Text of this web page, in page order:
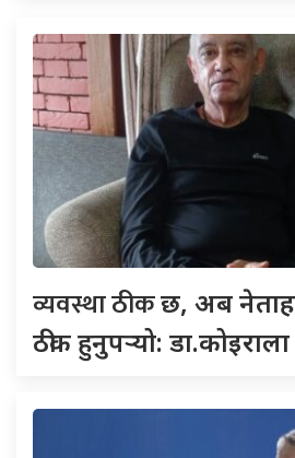
व्यवस्था ठीकछ, अब
ठीक हुनुपर्‍यो: डा.कोइराला